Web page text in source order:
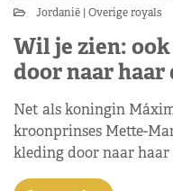
Jordanië Overige royals
Wil je zien:
door naar haar
Net als koningin
kroonprinses Mette-
kleding door naar haar